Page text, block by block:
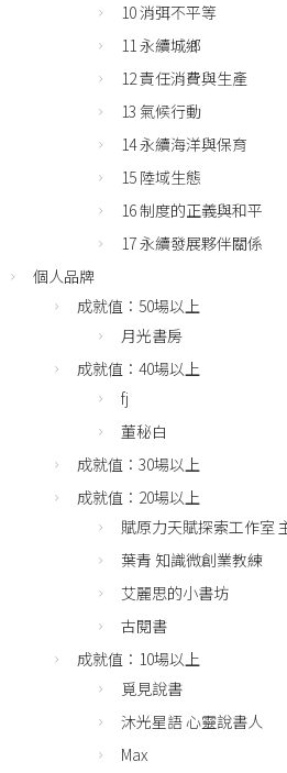
10 消弭不平等
11 永續城鄉
12 責任消費與生產
13 氣候行動
14 永續海洋與保育
15 陸域生態
16 制度的正義與和平
17 永續發展夥伴關係
個人品牌
成就值：50場以上
月光書房
成就值：40場以上
fj
董秘白
成就值：30場以上
成就值：20場以上
賦原力天賦探索工作室
葉青 知識微創業教練
艾麗思的小書坊
古閱書
成就值：10場以上
覓見說書
沐光星語 心靈說書人
Max